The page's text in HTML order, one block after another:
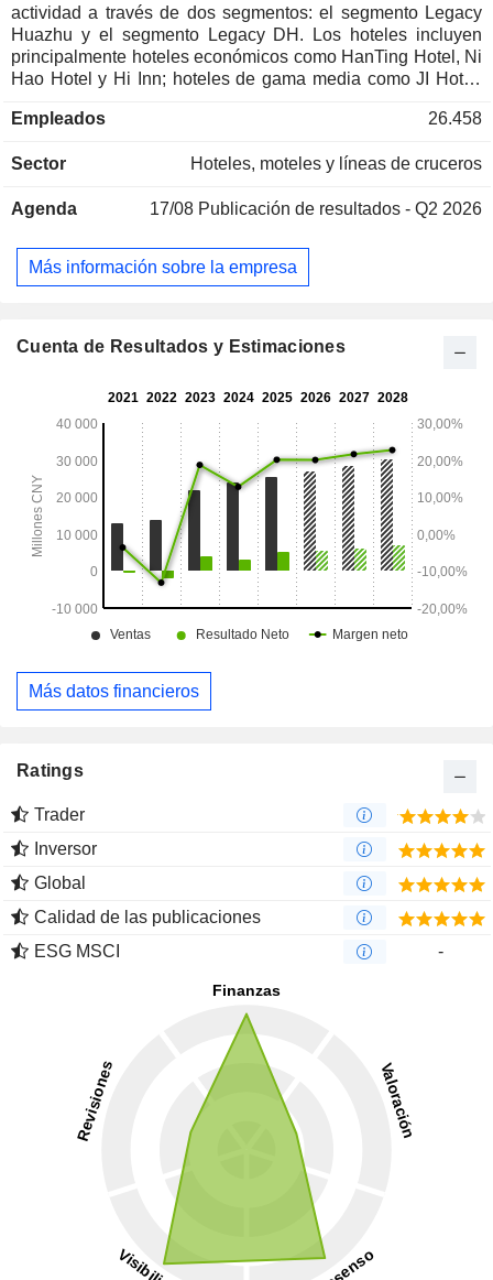
actividad a través de dos segmentos: el segmento Legacy
Huazhu y el segmento Legacy DH. Los hoteles incluyen
principalmente hoteles económicos como HanTing Hotel, Ni
Hao Hotel y Hi Inn; hoteles de gama media como JI Hotel,
como Crystal Orange Hotel, IntercityHotel y Manxin Hotel;
Steigenberger Hotels & Resorts; así como hoteles de lujo
gestiona sus hoteles a través de tres modelos: el modelo de
gestión. La empresa opera principalmente en el mercado
nacional, así como en mercados extranjeros como Túnez,
Empleados 26.458
Sector Hoteles, moteles y líneas de cruceros
Agenda 17/08 Publicación de resultados - Q2 2026
Más información sobre la empresa
Cuenta de Resultados y Estimaciones
Más datos financieros
Ratings
Trader
Inversor
Global
Calidad de las publicaciones
ESG MSCI
-